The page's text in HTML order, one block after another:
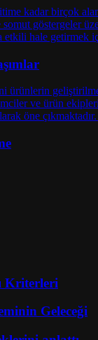
Kriterleri
Geleceği